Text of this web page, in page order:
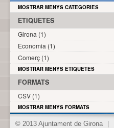
MOSTRAR MENYS CATEGORIES
ETIQUETES
Girona (1)
Economia (1)
Comerç (1)
MOSTRAR MENYS ETIQUETES
FORMATS
CSV (1)
MOSTRAR MENYS FORMATS
© 2013 Ajuntament de Girona